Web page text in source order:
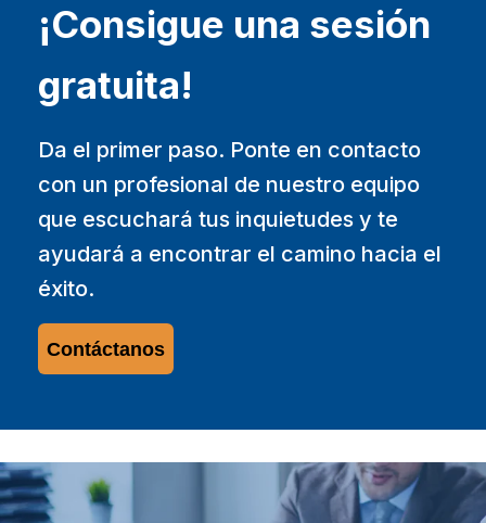
¡Consigue una sesión
gratuita!
Da el primer paso. Ponte en contacto
con un profesional de nuestro equipo
que escuchará tus inquietudes y te
ayudará a encontrar el camino hacia el
éxito.
Contáctanos